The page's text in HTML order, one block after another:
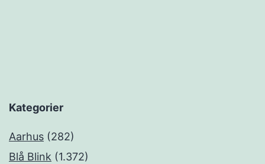
Kategorier
Aarhus (282)
Blå Blink (1.372)